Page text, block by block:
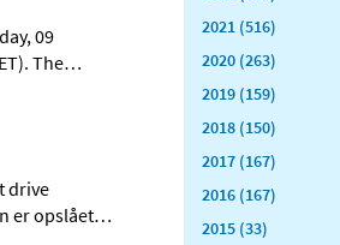
09
The…
drive
er opslået…
2021 (516)
2020 (263)
2019 (159)
2018 (150)
2017 (167)
2016 (167)
2015 (33)